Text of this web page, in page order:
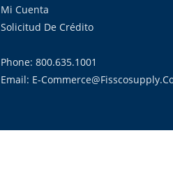
Mi Cuenta
Solicitud De Crédito
Phone: 800.635.1001
Email: E-